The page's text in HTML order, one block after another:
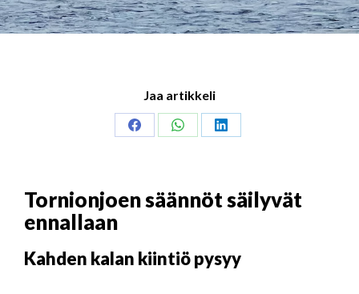
Jaa artikkeli
Share
Share
Share
Tornionjoen säännöt säilyvät
ennallaan
Kahden kalan kiintiö pysyy